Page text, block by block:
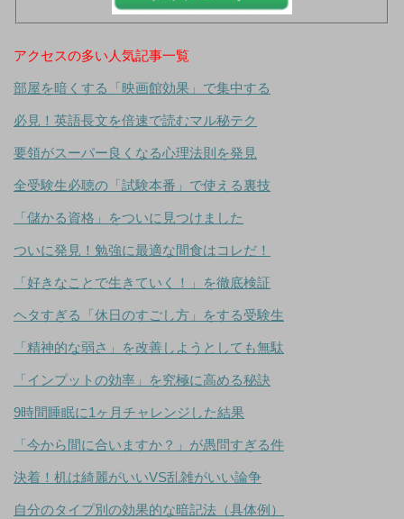
アクセスの多い人気記事一覧
部屋を暗くする「映画館効果」で集中する
必見！英語長文を倍速で読むマル秘テク
要領がスーパー良くなる心理法則を発見
全受験生必聴の「試験本番」で使える裏技
「儲かる資格」をついに見つけました
ついに発見！勉強に最適な間食はコレだ！
「好きなことで生きていく！」を徹底検証
ヘタすぎる「休日のすごし方」をする受験生
「精神的な弱さ」を改善しようとしても無駄
「インプットの効率」を究極に高める秘訣
9時間睡眠に1ヶ月チャレンジした結果
「今から間に合いますか？」が愚問すぎる件
決着！机は綺麗がいいVS乱雑がいい論争
自分のタイプ別の効果的な暗記法（具体例）